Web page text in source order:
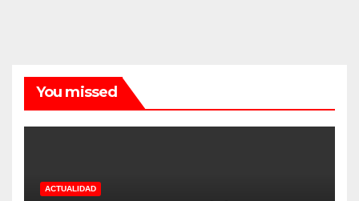
You missed
ACTUALIDAD